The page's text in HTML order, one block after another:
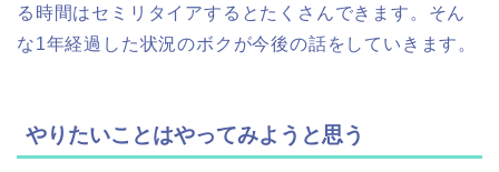
る時間はセミリタイアするとたくさんできます。そん
な1年経過した状況のボクが今後の話をしていきます。
やりたいことはやってみようと思う